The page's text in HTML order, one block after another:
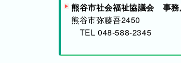
熊谷市社会福祉協議会 事務
熊谷市弥藤吾2450
TEL 048-588-2345